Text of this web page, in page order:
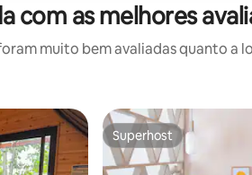
com as melhores
muito bem avaliadas quanto a
Superhost
Superhost